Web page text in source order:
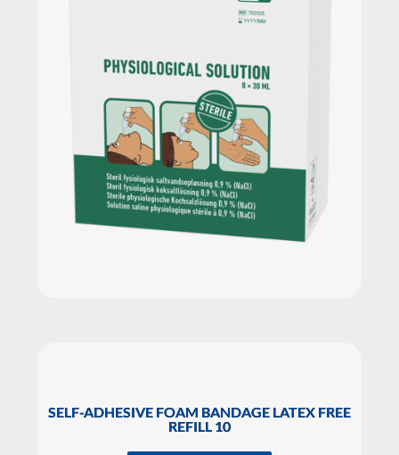
SELF-ADHESIVE FOAM BANDAGE LATEX FREE
REFILL 10